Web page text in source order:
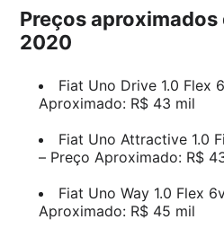
Preços aproximados
2020
Fiat Uno Drive 1.0 Flex
Aproximado: R$ 43 mil
Fiat Uno Attractive 1.0
– Preço Aproximado: R$
Fiat Uno Way 1.0 Flex
Aproximado: R$ 45 mil